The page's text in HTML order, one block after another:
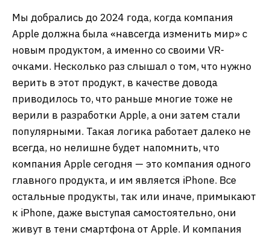
Мы добрались до 2024 года, когда компания
Apple должна была «навсегда изменить мир» с
новым продуктом, а именно со своими VR-
очками. Несколько раз слышал о том, что нужно
верить в этот продукт, в качестве довода
приводилось то, что раньше многие тоже не
верили в разработки Apple, а они затем стали
популярными. Такая логика работает далеко не
всегда, но нелишне будет напомнить, что
компания Apple сегодня — это компания одного
главного продукта, и им является iPhone. Все
остальные продукты, так или иначе, примыкают
к iPhone, даже выступая самостоятельно, они
живут в тени смартфона от Apple. И компания